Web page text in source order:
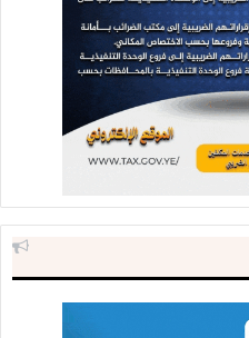
شمال صحراء ميدي
فرحان بنيران الجيش واللجان